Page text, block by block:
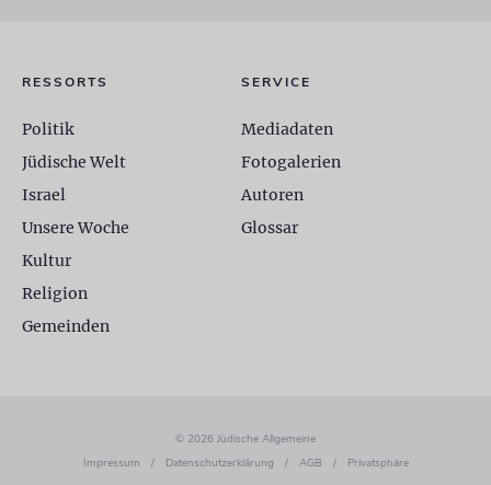
RESSORTS
Politik
Jüdische Welt
Israel
Unsere Woche
Kultur
Religion
Gemeinden
SERVICE
Mediadaten
Fotogalerien
Autoren
Glossar
© 2026 Jüdische Allgemeine
Impressum
/ Datenschutzerklärung / AGB / Privatsphäre